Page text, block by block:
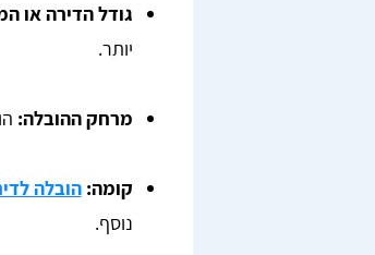
גודל הדירה או
יותר.
מרחק ההובלה:
קומה:הובלה
נוסף.
מצאתי מובילים מציינים דרך האתר טופ
ממליצה בחום לכל מי שזקוק להובלה.